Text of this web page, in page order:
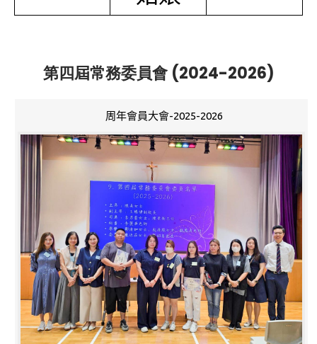
第四屆常務委員會 (2024-2026)
周年會員大會-2025-2026